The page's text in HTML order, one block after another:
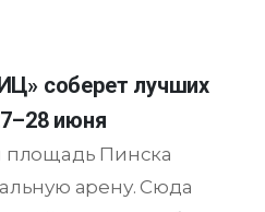
соберет лучших
июня
площадь Пинска
арену. Сюда